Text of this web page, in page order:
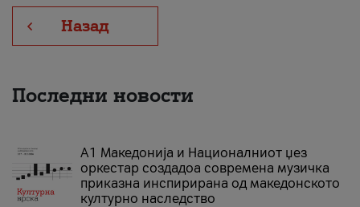
Назад
Последни новости
А1 Македонија и Националниот џез
оркестар создадоа современа музичка
приказна инспирирана од македонското
културно наследство